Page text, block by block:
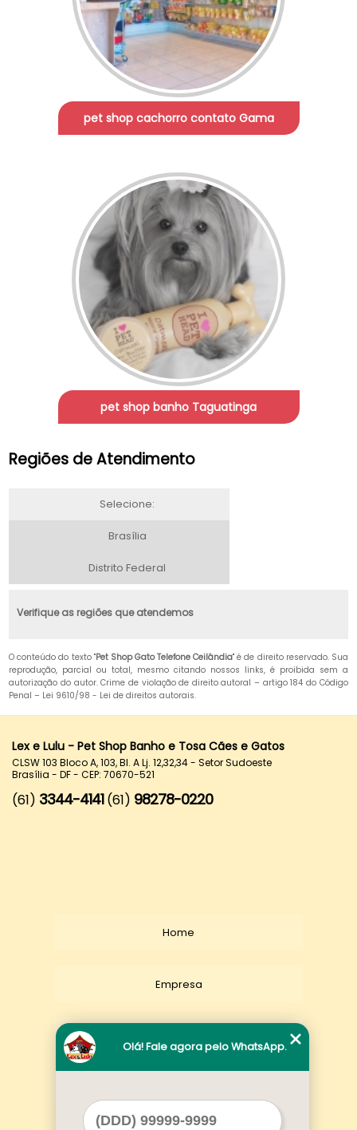
pet shop cachorro contato Gama
pet shop banho Taguatinga
Regiões de Atendimento
Selecione:
Brasília
Distrito Federal
Verifique as regiões que atendemos
O conteúdo do texto "Pet Shop Gato Telefone Ceilândia" é de direito reservado. Sua
reprodução, parcial ou total, mesmo citando nossos links, é proibida sem a
autorização do autor. Crime de violação de direito autoral – artigo 184 do Código
Penal – Lei 9610/98 - Lei de direitos autorais.
Lex e Lulu - Pet Shop Banho e Tosa Cães e Gatos
CLSW 103 Bloco A, 103, Bl. A Lj. 12,32,34 - Setor Sudoeste
Brasília - DF - CEP: 70670-521
(61) 3344-4141 (61) 98278-0220
Home
Empresa
Olá! Fale agora pelo WhatsApp.